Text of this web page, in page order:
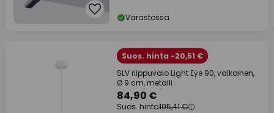
Varastossa
Suos. hinta -20,51 €
SLV riippuvalo Light Eye 90, valkoinen,
Ø 9 cm, metalli
84,90 €
Suos. hinta105,41 €